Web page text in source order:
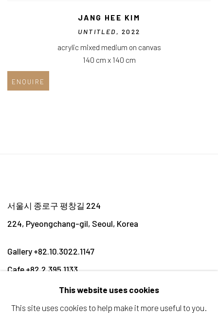
JANG HEE KIM
UNTITLED , 2022
acrylic mixed medium on canvas
140 cm x 140 cm
ENQUIRE
서울시 종로구 평창길 224
224, Pyeongchang-gil, Seoul, Korea
Gallery +82.10.3022.1147
Cafe +82.2.395.1133
This website uses cookies
This site uses cookies to help make it more useful to you.